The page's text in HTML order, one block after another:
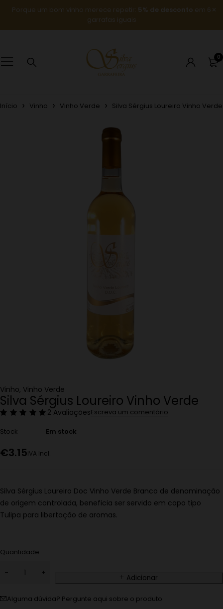
Porque um bom vinho merece repetir: 5% de desconto em 6
garrafas iguais
0
Início Vinho Vinho Verde Silva Sérgius Loureiro Vinho Verde
Vinho, Vinho Verde
Silva Sérgius Loureiro Vinho Verde
2 AvaliaçõesEscreva um comentário
Stock Em stock
€3.15IVA Incl.
Silva Sérgius Loureiro Doc Vinho Verde Branco de denominação
de origem controlada, beneficia ser servido em copo tipo
Tulipa para libertação de aromas.
Quantidade
Adicionar
Alguma dúvida? Pergunte aqui sobre o produto